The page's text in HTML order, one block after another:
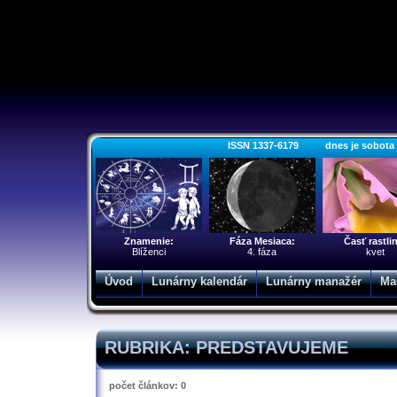
ISSN 1337-6179 dnes je sobota
Znamenie:
Blíženci
Fáza Mesiaca:
4. fáza
Časť
kvet
Úvod Lunárny kalendár Lunárny manažér
RUBRIKA: PREDSTAVUJEME
počet článkov: 0